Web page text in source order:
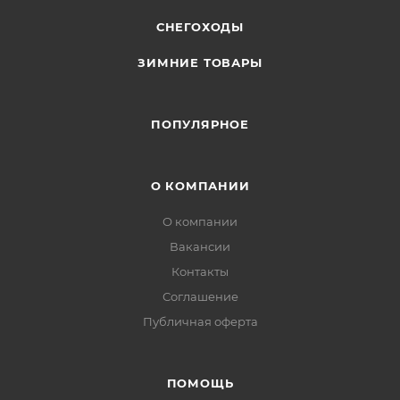
СНЕГОХОДЫ
ЗИМНИЕ ТОВАРЫ
ПОПУЛЯРНОЕ
О КОМПАНИИ
О компании
Вакансии
Контакты
Соглашение
Публичная оферта
ПОМОЩЬ